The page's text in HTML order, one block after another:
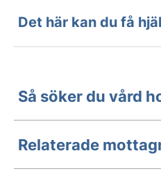
Det här kan du få
Så söker du vård
Relaterade